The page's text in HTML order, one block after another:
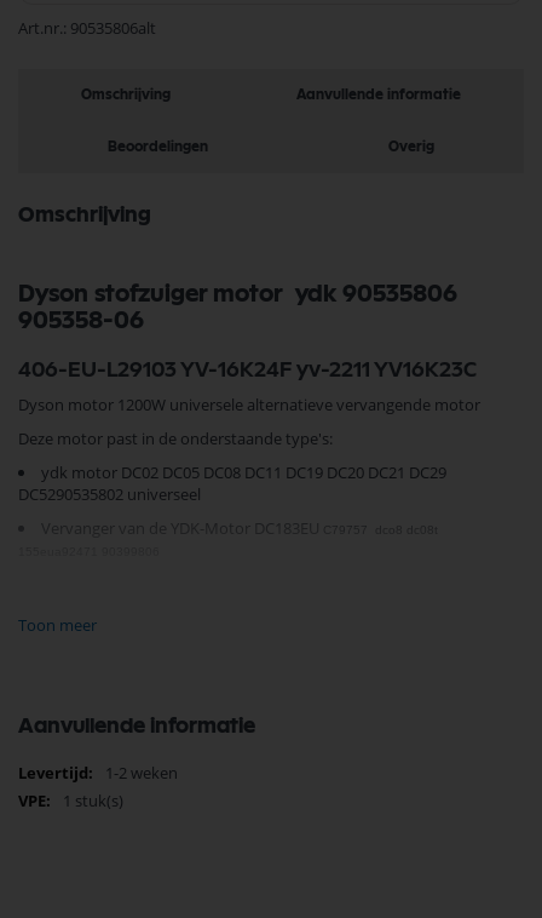
Art.nr. 90535806alt
Omschrijving Aanvullende informatie
Beoordelingen Overig
Omschrijving
Dyson stofzuiger motor ydk 90535806
905358-06
406-EU-L29103 YV-16K24F yv-2211 YV16K23C
Dyson motor 1200W universele alternatieve vervangende motor
Deze motor past in de onderstaande type's:
ydk motor DC02 DC05 DC08 DC11 DC19 DC20 DC21 DC29
DC5290535802 universeel
Vervanger van de YDK-Motor DC183EU
C79757 dco8 dc08t
koolborstels
niet originele motor dyson dc08 YDK YV-16k23C motor dyson dc08
181-eu YDK
Toon meer
Aanvullende informatie
Meer
informatie
1-2 weken
1 stuk(s)